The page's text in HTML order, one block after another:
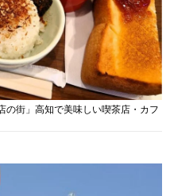
の街」高知で美味しい喫茶店・カフ